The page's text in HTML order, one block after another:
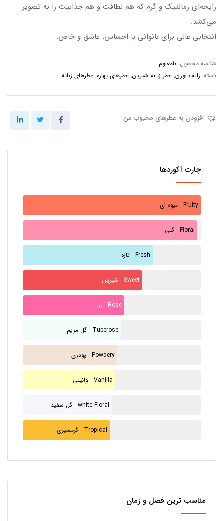
رایحه‌ای رمانتیک و گرم که هم لطافت و هم جذابیت را به تصویر
می‌کشد.
انتخابی عالی برای بانوانی با احساس، عاشق و خاص.
شناسه محصول: نامعلوم
دسته: رالف لورن, عطر زنانه شیرین, عطرهای بهاره, عطرهای زنانه
افزودن به عطرهای محبوب من
چارت آکوردها
میوه ای - Fruity
گلی - Floral
تازه - Fresh
شیرین - Sweet
رز - Rose
گل مریم - Tuberose
پودری - Powdery
وانیلی - Vanilla
گل سفید - white Floral
گرمسیری - Tropical
مناسب ترین فصل و زمان